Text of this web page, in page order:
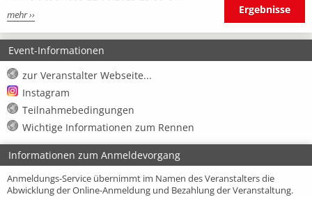
mehr ›› Ergebnisse
Event-Informationen
zur Veranstalter Webseite...
Instagram
Teilnahmebedingungen
Wichtige Informationen zum Rennen
Informationen zum Anmeldevorgang
Anmeldungs-Service übernimmt im Namen des Veranstalters die
Abwicklung der Online-Anmeldung und Bezahlung der Veranstaltung.